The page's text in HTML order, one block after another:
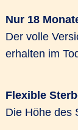
Nur 18
Der volle
erhalten im
Flexible
Die Höhe des